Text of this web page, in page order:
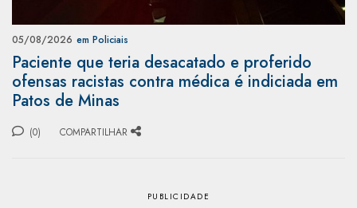
05/08/2026 em Policiais
Paciente que teria desacatado e proferido
ofensas racistas contra médica é indiciada em
Patos de Minas
(0) COMPARTILHAR